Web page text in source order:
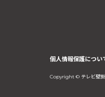
個人情報保護につい
Copyright © テレビ壁